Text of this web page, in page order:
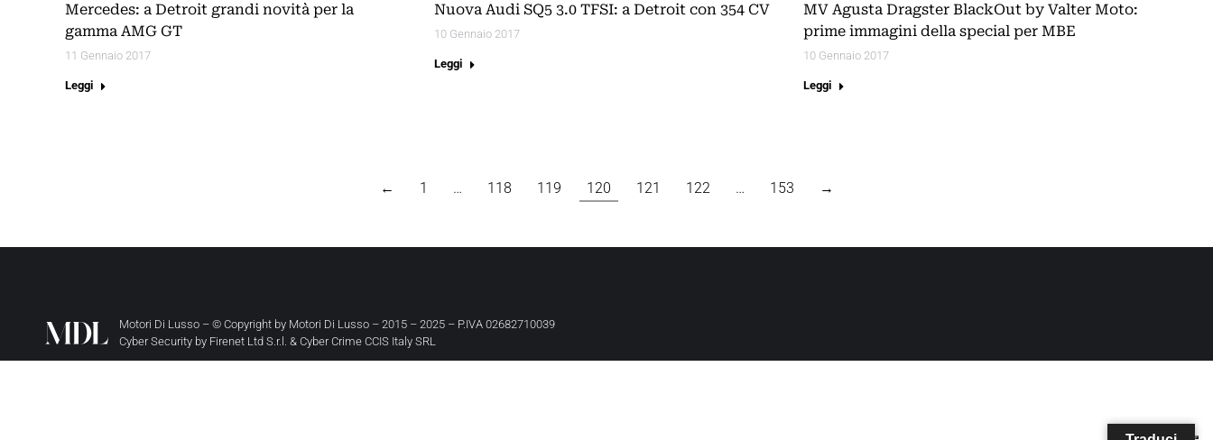
Mercedes: a Detroit grandi novità per la
gamma AMG GT
11 Gennaio 2017
Leggi
Nuova Audi SQ5 3.0 TFSI: a Detroit con 354 CV
10 Gennaio 2017
Leggi
MV Agusta Dragster BlackOut by Valter Moto:
prime immagini della special per MBE
10 Gennaio 2017
Leggi
← 1 … 118 119 120 121 122 … 153 →
Motori Di Lusso – © Copyright by Motori Di Lusso – 2015 – 2025 – P.IVA 02682710039
Cyber Security by Firenet Ltd S.r.l. & Cyber Crime CCIS Italy SRL